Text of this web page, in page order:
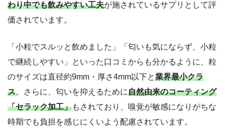
わり中でも飲みやすい工夫が施されているサプリとして評
価されています。
「小粒でスルッと飲めました」「匂いも気にならず、小粒
で継続しやすい」といった口コミからも分かるように、粒
のサイズは直径約9mm・厚さ4mm以下と業界最小クラ
ス。さらに、匂いを抑えるために自然由来のコーティング
「セラック加工」もされており、嗅覚が敏感になりがちな
時期でも負担を感じにくいよう配慮されています。